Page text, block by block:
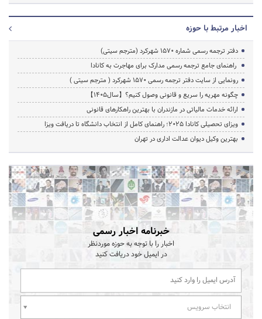
اخبار مرتبط با حوزه
دفتر ترجمه رسمی شماره ۱۵۷۰ شهرکرد (مترجم سیتی)
راهنمای جامع ترجمه رسمی مدارک برای مهاجرت به کانادا
رونمایی از سایت دفتر ترجمه رسمی 1570 شهرکرد ( مترجم سیتی )
چگونه مهریه را سریع و قانونی وصول کنیم؟【سال1405】
ارائه خدمات مالیاتی در مازندران با بهترین راهکارهای قانونی
ویزای تحصیلی کانادا ۲۰۲۵؛ راهنمای کامل از انتخاب دانشگاه تا دریافت ویزا
بهترین وکیل دیوان عدالت اداری در تهران
خبرنامه اخبار رسمی
اخبار را با توجه به حوزه موردنظر
در ایمیل خود دریافت کنید
انتخاب سرویس